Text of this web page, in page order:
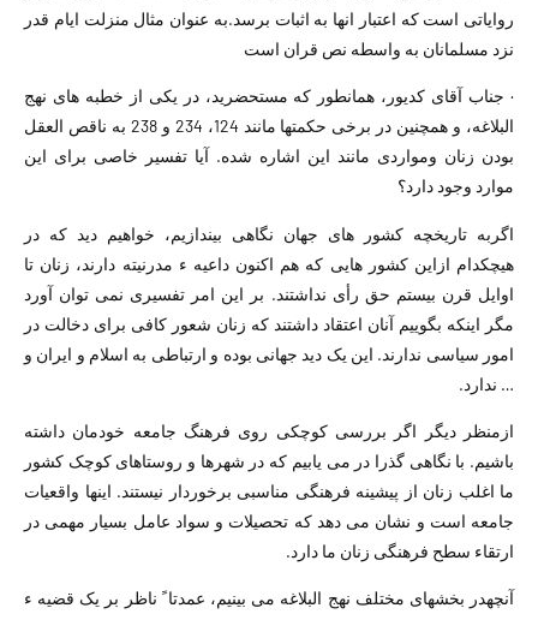
روایاتی است که اعتبار انها به اثبات برسد.به عنوان مثال منزلت ایام قدر
نزد مسلمانان به واسطه نص قران است
· جناب آقای کدیور، همانطور که مستحضرید، در یکی از خطبه های نهج
البلاغه، و همچنین در برخی حکمتها مانند 124، 234 و 238 به ناقص العقل
بودن زنان ومواردی مانند این اشاره شده. آیا تفسیر خاصی برای این
موارد وجود دارد؟
اگربه تاریخچه کشور های جهان نگاهی بیندازیم، خواهیم دید که در
هیچکدام ازاین کشور هایی که هم اکنون داعیه ء مدرنیته دارند، زنان تا
اوایل قرن بیستم حق رأی نداشتند. بر این امر تفسیری نمی توان آورد
مگر اینکه بگوییم آنان اعتقاد داشتند که زنان شعور کافی برای دخالت در
امور سیاسی ندارند. این یک دید جهانی بوده و ارتباطی به اسلام و ایران و
… ندارد.
ازمنظر دیگر اگر بررسی کوچکی روی فرهنگ جامعه خودمان داشته
باشیم. با نگاهی گذرا در می یابیم که در شهرها و روستاهای کوچک کشور
ما اغلب زنان از پیشینه فرهنگی مناسبی برخوردار نیستند. اینها واقعیات
جامعه است و نشان می دهد که تحصیلات و سواد عامل بسیار مهمی در
ارتقاء سطح فرهنگی زنان ما دارد.
آنچهدر بخشهای مختلف نهج البلاغه می بینیم، عمدتا ً ناظر بر یک قضیه ء